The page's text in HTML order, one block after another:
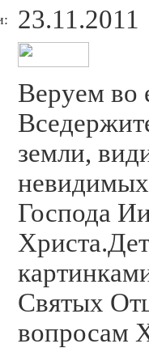
23.11.2011
Веруем во
земли,
Господа
Святых
вопросам